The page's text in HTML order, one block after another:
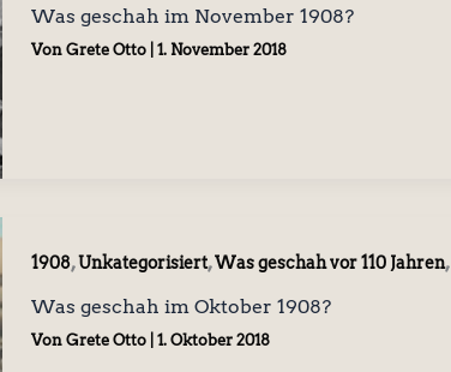
Was geschah im November 1908?
Von Grete Otto 1. November 2018
1908,Unkategorisiert,Was geschah vor 110 Jahren,
Was geschah im Oktober 1908?
Von Grete Otto 1. Oktober 2018